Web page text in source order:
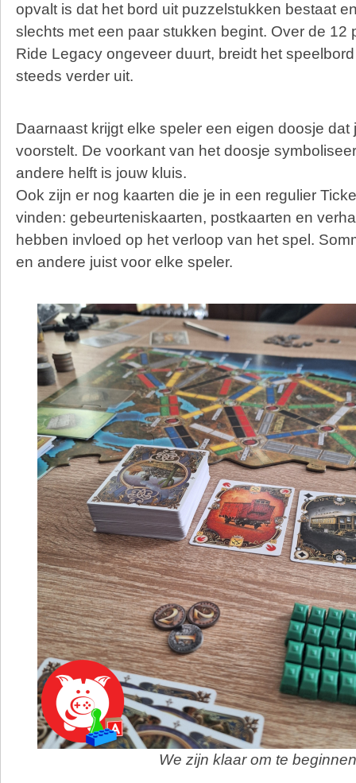
opvalt is dat het bord uit puzzelstukken bestaat
slechts met een paar stukken begint. Over de 12
Ride Legacy ongeveer duurt, breidt het
steeds verder uit.
Daarnaast krijgt elke speler een eigen doosje dat
voorstelt. De voorkant van het doosje
andere helft is jouw kluis.
Ook zijn er nog kaarten die je in een regulier
vinden: gebeurteniskaarten, postkaarten en
hebben invloed op het verloop van het spel.
en andere juist voor elke speler.
We zijn klaar om te